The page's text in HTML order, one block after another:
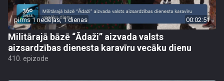
pirms 1 nedēļas, 1 dienas 00:02:51
Militārajā bāzē “Ādaži” aizvada valsts
aizsardzības dienesta karavīru vecāku dienu
410. epizode